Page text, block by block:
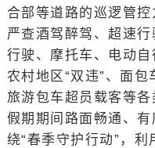
合部等道路的巡逻管控
严查酒驾醉驾、超速
行驶、摩托车、电动自
农村地区“双违”、面包
旅游包车超员载客等
假期期间路面畅通、
绕“春季守护行动”，利